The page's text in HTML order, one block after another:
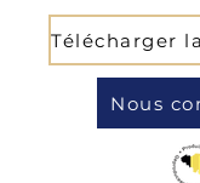
Nous